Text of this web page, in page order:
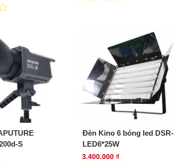
S
Đèn Kino 6 bóng led DSR-
LED6*25W
3.400.000 ₫